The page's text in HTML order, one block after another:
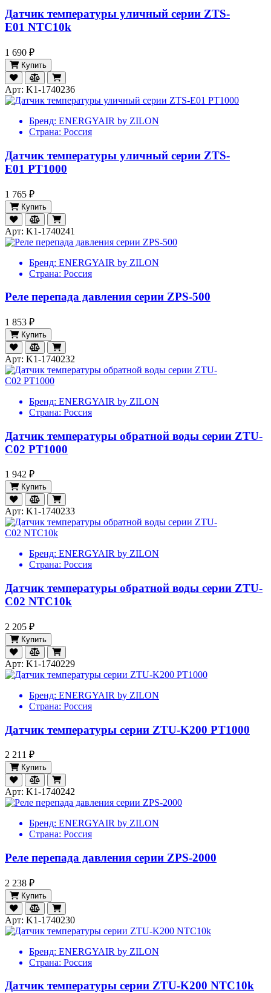
Датчик температуры уличный серии ZTS-
E01 NTC10k
1 690 ₽
Купить
Арт: K1-1740236
Бренд: ENERGYAIR by ZILON
Страна: Россия
Датчик температуры уличный серии ZTS-
E01 PT1000
1 765 ₽
Купить
Арт: K1-1740241
Бренд: ENERGYAIR by ZILON
Страна: Россия
Реле перепада давления серии ZPS-500
1 853 ₽
Купить
Арт: K1-1740232
Бренд: ENERGYAIR by ZILON
Страна: Россия
Датчик температуры обратной воды серии ZTU-
C02 PT1000
1 942 ₽
Купить
Арт: K1-1740233
Бренд: ENERGYAIR by ZILON
Страна: Россия
Датчик температуры обратной воды серии ZTU-
C02 NTC10k
2 205 ₽
Купить
Арт: K1-1740229
Бренд: ENERGYAIR by ZILON
Страна: Россия
Датчик температуры серии ZTU-K200 PT1000
2 211 ₽
Купить
Арт: K1-1740242
Бренд: ENERGYAIR by ZILON
Страна: Россия
Реле перепада давления серии ZPS-2000
2 238 ₽
Купить
Арт: K1-1740230
Бренд: ENERGYAIR by ZILON
Страна: Россия
Датчик температуры серии ZTU-K200 NTC10k